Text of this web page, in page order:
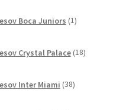
Boca Juniors 1izdelek
Crystal Palace 18izdelkov
Inter Miami 38izdelkov